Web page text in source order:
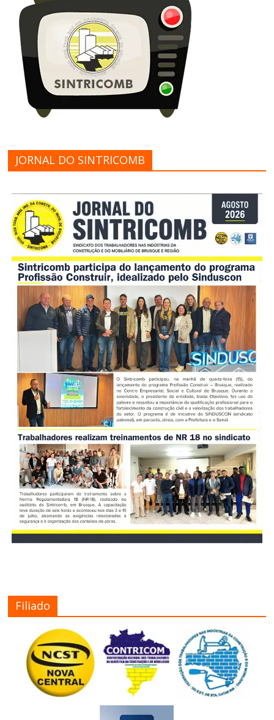
JORNAL DO SINTRICOMB
Filiado